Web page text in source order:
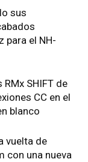
sus
para el NH-
SHIFT de
CC en el
blanco
vuelta de
con una nueva